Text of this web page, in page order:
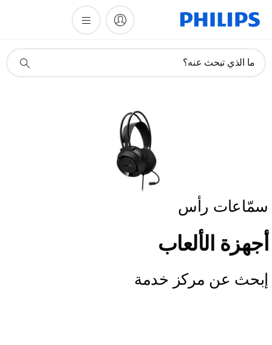
دعم
ما الذي تبحث عنه؟
سمّاعات رأس
أجهزة الألعاب
إبحث عن مركز خدمة